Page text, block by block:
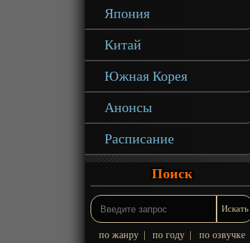
Япония
Китай
Южная Корея
Анонсы
Расписание
Поиск
по жанру по году по озвучке